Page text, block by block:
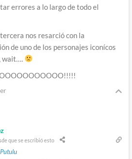
errores a lo largo de todo el
nos resarció con la
de uno de los personajes iconícos
wait….
que se escribió esto